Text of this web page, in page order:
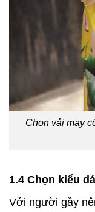
Chọn vải may
1.4 Chọn kiểu
Với người gầy